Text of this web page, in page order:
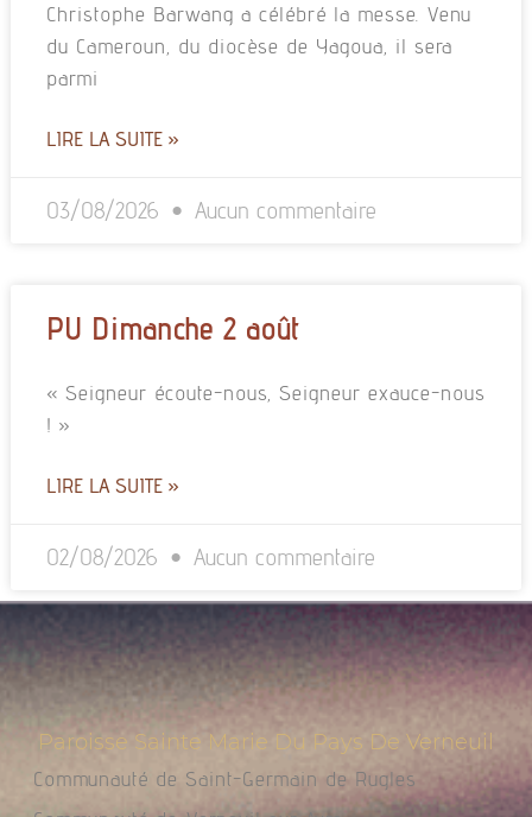
Christophe Barwang a célébré la messe. Venu
du Cameroun, du diocèse de Yagoua, il sera
parmi
LIRE LA SUITE »
03/08/2026 Aucun commentaire
PU Dimanche 2 août
« Seigneur écoute-nous, Seigneur exauce-nous
! »
LIRE LA SUITE »
02/08/2026 Aucun commentaire
Paroisse Sainte Marie Du Pays De Verneuil
Communauté de Saint-Germain de Rugles